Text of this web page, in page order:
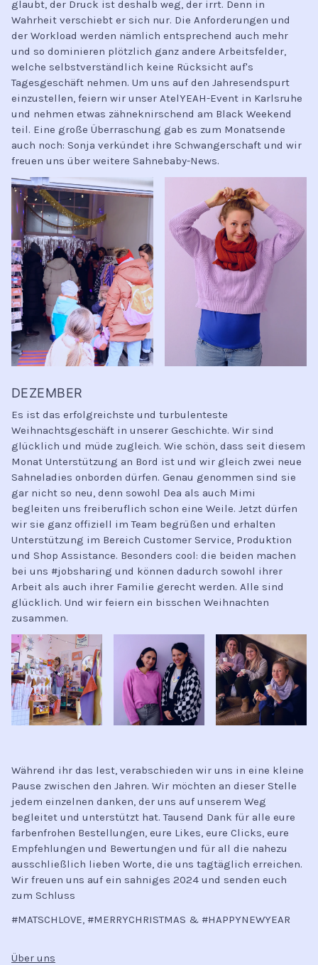
glaubt, der Druck ist deshalb weg, der irrt. Denn in
Wahrheit verschiebt er sich nur. Die Anforderungen und
der Workload werden nämlich entsprechend auch mehr
und so dominieren plötzlich ganz andere Arbeitsfelder,
welche selbstverständlich keine Rücksicht auf's
Tagesgeschäft nehmen. Um uns auf den Jahresendspurt
einzustellen, feiern wir unser AtelYEAH-Event in Karlsruhe
und nehmen etwas zähneknirschend am Black Weekend
teil. Eine große Überraschung gab es zum Monatsende
auch noch: Sonja verkündet ihre Schwangerschaft und wir
freuen uns über weitere Sahnebaby-News.
DEZEMBER
Es ist das erfolgreichste und turbulenteste
Weihnachtsgeschäft in unserer Geschichte. Wir sind
glücklich und müde zugleich. Wie schön, dass seit diesem
Monat Unterstützung an Bord ist und wir gleich zwei neue
Sahneladies onborden dürfen. Genau genommen sind sie
gar nicht so neu, denn sowohl Dea als auch Mimi
begleiten uns freiberuflich schon eine Weile. Jetzt dürfen
wir sie ganz offiziell im Team begrüßen und erhalten
Unterstützung im Bereich Customer Service, Produktion
und Shop Assistance. Besonders cool: die beiden machen
bei uns #jobsharing und können dadurch sowohl ihrer
Arbeit als auch ihrer Familie gerecht werden. Alle sind
glücklich. Und wir feiern ein bisschen Weihnachten
zusammen.
Während ihr das lest, verabschieden wir uns in eine kleine
Pause zwischen den Jahren. Wir möchten an dieser Stelle
jedem einzelnen danken, der uns auf unserem Weg
begleitet und unterstützt hat. Tausend Dank für alle eure
farbenfrohen Bestellungen, eure Likes, eure Clicks, eure
Empfehlungen und Bewertungen und für all die nahezu
ausschließlich lieben Worte, die uns tagtäglich erreichen.
Wir freuen uns auf ein sahniges 2024 und senden euch
zum Schluss
#MATSCHLOVE, #MERRYCHRISTMAS & #HAPPYNEWYEAR
Über uns